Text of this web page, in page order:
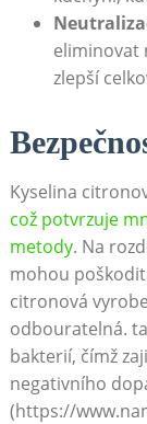
eliminovat
zlepší
Kyselina
což​ potvrzuje
metody. Na
mohou poškodit⁤
citronová
odbouratelná.
bakterií, čímž
negativního
(https://